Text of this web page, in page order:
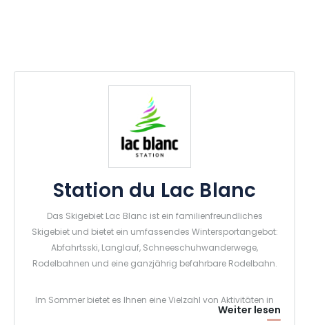
Station du Lac Blanc
Das Skigebiet Lac Blanc ist ein familienfreundliches
Skigebiet und bietet ein umfassendes Wintersportangebot:
Abfahrtsski, Langlauf, Schneeschuhwanderwege,
Rodelbahnen und eine ganzjährig befahrbare Rodelbahn.
Im Sommer bietet es Ihnen eine Vielzahl von Aktivitäten in
der Natur. Erster Bike-Park im Vogesenmassiv.Weiter lesen